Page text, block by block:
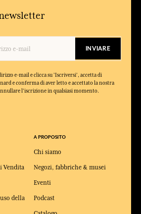
INVIARE
e-mail e clicca su 'Iscriversi', accetta di
e conferma di aver letto e accettato la nostra
l'iscrizione in qualsiasi momento.
Vendita
della
A PROPOSITO
Chi siamo
Negozi, fabbriche & musei
Eventi
Podcast